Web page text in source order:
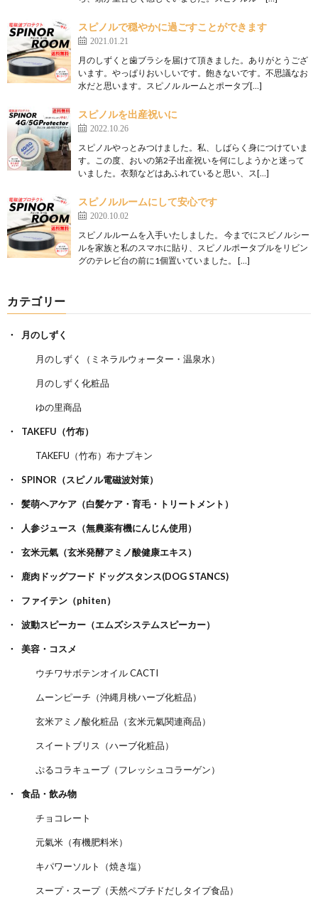
スピノルで穏やかに過ごすことができます
2021.01.21
月のしずくと歯ブラシを届けて頂きました。ありがとうござ
います。やっぱりおいしいです。飽きないです。不思議なお
水だと思います。スピノル ルームとポータブ[…]
スピノルを出産祝いに
2022.10.26
スピノルやっとみつけました。私、しばらく身につけていま
す。この度、おいの第2子出産祝いを何にしようかと迷って
いました。衣類などはあふれていると思い、ス[…]
スピノルルームにして安心です
2020.10.02
スピノルルームを入手いたしました。 今までにスピノルシー
ルを家族と私のスマホに貼り、スピノルポータブルをリビン
グのテレビ台の前に1個置いていました。 […]
カテゴリー
月のしずく
月のしずく（ミネラルウォーター・温泉水）
月のしずく化粧品
ゆの里商品
TAKEFU（竹布）
TAKEFU（竹布）布ナプキン
SPINOR（スピノル電磁波対策）
髪萌ヘアケア（白髪ケア・育毛・トリートメント）
人参ジュース（無農薬有機にんじん使用）
玄米元氣（玄米発酵アミノ酸健康エキス）
鹿肉ドッグフード ドッグスタンス(DOG STANCS)
ファイテン（phiten）
波動スピーカー（エムズシステムスピーカー）
美容・コスメ
ウチワサボテンオイル CACTI
ムーンピーチ（沖縄月桃ハーブ化粧品）
玄米アミノ酸化粧品（玄米元氣関連商品）
スイートブリス（ハーブ化粧品）
ぷるコラキューブ（フレッシュコラーゲン）
食品・飲み物
チョコレート
元氣米（有機肥料米）
キパワーソルト（焼き塩）
スープ・スープ（天然ペプチドだしタイプ食品）